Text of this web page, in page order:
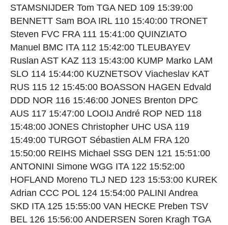
STAMSNIJDER Tom TGA NED 109 15:39:00
BENNETT Sam BOA IRL 110 15:40:00 TRONET
Steven FVC FRA 111 15:41:00 QUINZIATO
Manuel BMC ITA 112 15:42:00 TLEUBAYEV
Ruslan AST KAZ 113 15:43:00 KUMP Marko LAM
SLO 114 15:44:00 KUZNETSOV Viacheslav KAT
RUS 115 12 15:45:00 BOASSON HAGEN Edvald
DDD NOR 116 15:46:00 JONES Brenton DPC
AUS 117 15:47:00 LOOIJ André ROP NED 118
15:48:00 JONES Christopher UHC USA 119
15:49:00 TURGOT Sébastien ALM FRA 120
15:50:00 REIHS Michael SSG DEN 121 15:51:00
ANTONINI Simone WGG ITA 122 15:52:00
HOFLAND Moreno TLJ NED 123 15:53:00 KUREK
Adrian CCC POL 124 15:54:00 PALINI Andrea
SKD ITA 125 15:55:00 VAN HECKE Preben TSV
BEL 126 15:56:00 ANDERSEN Soren Kragh TGA